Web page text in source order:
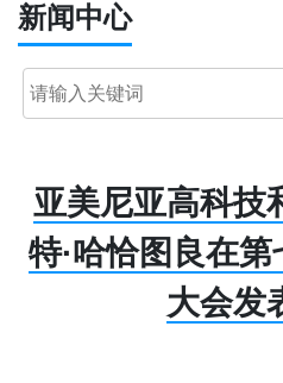
新闻中心
亚美尼亚高科技
特·哈恰图良在
大会发